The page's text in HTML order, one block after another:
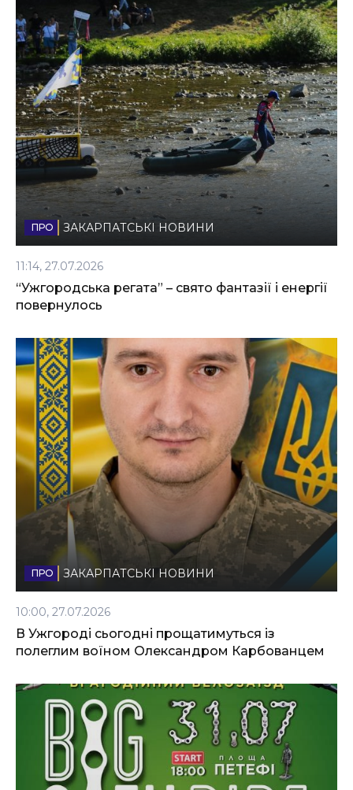
ЗАКАРПАТСЬКІ НОВИНИ
11:14, 27.07.2026
“Ужгородська регата” – свято фантазії і енергії
повернулось
ЗАКАРПАТСЬКІ НОВИНИ
10:00, 27.07.2026
В Ужгороді сьогодні прощатимуться із
полеглим воїном Олександром Карбованцем